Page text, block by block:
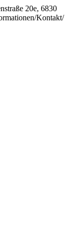
20e, 6830
Kontakt/